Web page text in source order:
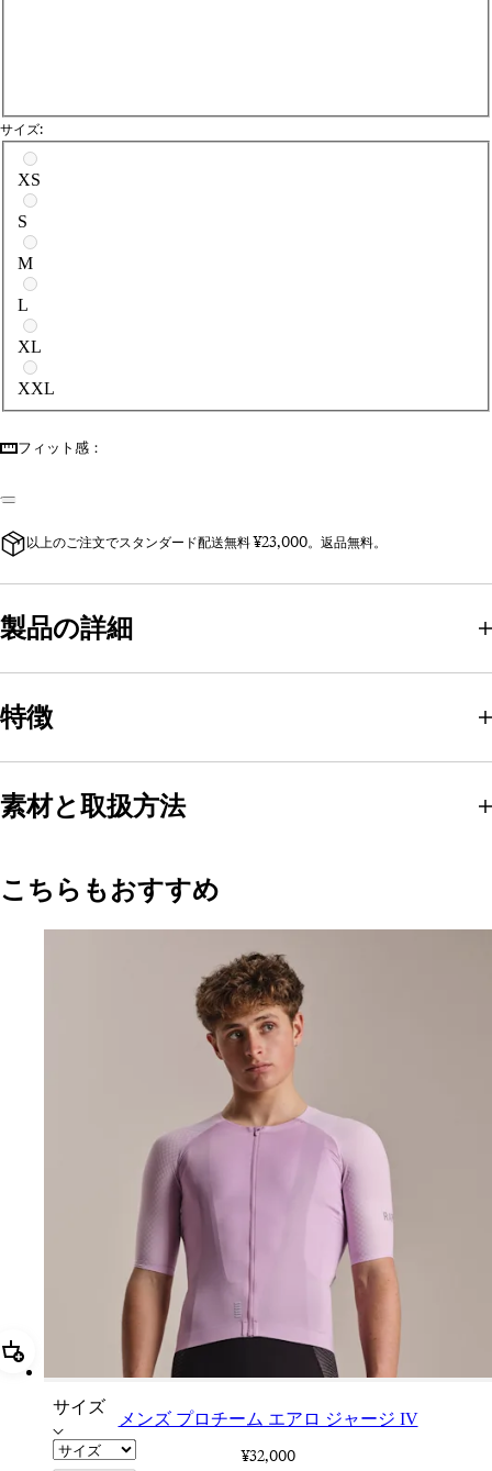
サイズ:
サイズを選択
XS
S
M
L
XL
XXL
フィット感：
以上のご注文でスタンダード配送無料 ¥23,000。返品無料。
製品の詳細
特徴
素材と取扱方法
こちらもおすすめ
追加 メンズ プロチーム エアロ ジャージ IV
サイズ
メンズ プロチーム エアロ ジャージ IV
¥32,000